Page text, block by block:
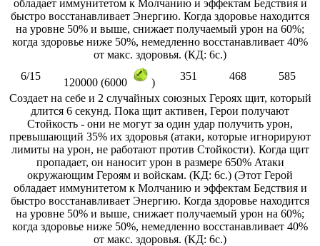
обладает иммунитетом к Молчанию и эффектам Бедствия и
быстро восстанавливает Энергию. Когда здоровье находится
на уровне 50% и выше, снижает получаемый урон на 60%;
когда здоровье ниже 50%, немедленно восстанавливает 40%
от макс. здоровья. (КД: 6с.)
6/15
120000 (6000 )
351 468
585
Создает на себе и 2 случайных союзных Героях щит, который
длится 6 секунд. Пока щит активен, Герои получают
Стойкость - они не могут за один удар получить урон,
превышающий 35% их здоровья (атаки, которые игнорируют
лимиты на урон, не работают против Стойкости). Когда щит
пропадает, он наносит урон в размере 650% Атаки
окружающим Героям и войскам. (КД: 6с.) (Этот Герой
обладает иммунитетом к Молчанию и эффектам Бедствия и
быстро восстанавливает Энергию. Когда здоровье находится
на уровне 50% и выше, снижает получаемый урон на 60%;
когда здоровье ниже 50%, немедленно восстанавливает 40%
от макс. здоровья. (КД: 6с.)